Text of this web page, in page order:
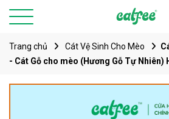
Trang chủ Cát Vệ Sinh Cho Mèo
- Cát Gỗ cho mèo (Hương Gỗ Tự Nhiên)